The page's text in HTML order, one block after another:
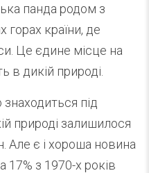
панда родом з
країни, де
Це єдине місце на
в дикій природі.
під
природі залишилося
Але є і хороша новина
17% з 1970-х років